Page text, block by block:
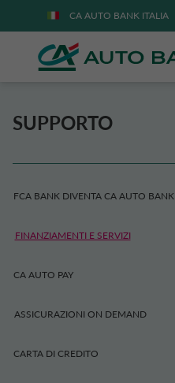
CA AUTO BANK ITALIA
SUPPORTO
FCA BANK DIVENTA CA AUTO BANK
FINANZIAMENTI E SERVIZI
CA AUTO PAY
ASSICURAZIONI ON DEMAND
CARTA DI CREDITO